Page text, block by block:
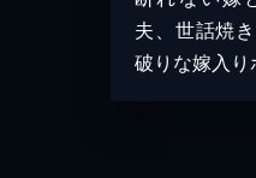
夫、世話焼
破りな嫁入り